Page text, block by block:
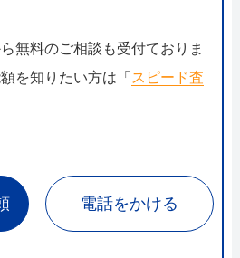
ら無料のご相談も受付ておりま
を知りたい方は「 スピード査
電話をかける